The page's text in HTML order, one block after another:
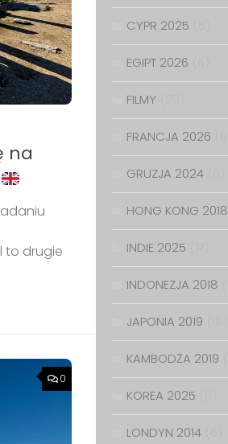
na
to drugie
0
CYPR 2025
EGIPT 2026
FILMY
FRANCJA 2026
GRUZJA 2024
HONG KONG 2018
INDIE 2025
INDONEZJA 2018
JAPONIA 2019
KAMBODŻA 2019
KOREA 2025
LONDYN 2014